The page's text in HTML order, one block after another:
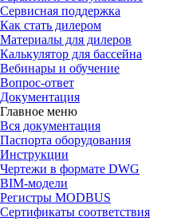
Сервисная поддержка
Как стать дилером
Материалы для дилеров
Калькулятор для бассейна
Вебинары и обучение
Вопрос-ответ
Документация
Главное меню
Вся документация
Паспорта оборудования
Инструкции
Чертежи в формате DWG
BIM-модели
Регистры MODBUS
Сертификаты соответствия